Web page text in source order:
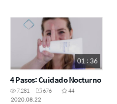
01 : 36
4 Pasos: Cuidado Nocturno
7,281 676
44
2020.08.22